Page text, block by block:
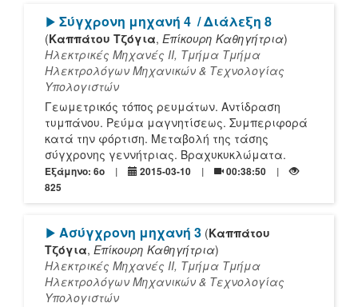
[Play]
Σύγχρονη μηχανή 4 / Διάλεξη 8
(Καππάτου Τζόγια, Επίκουρη Καθηγήτρια)
Ηλεκτρικές Μηχανές ΙΙ, Τμήμα Τμήμα
Ηλεκτρολόγων Μηχανικών & Τεχνολογίας
Υπολογιστών
Γεωμετρικός τόπος ρευμάτων. Αντίδραση
τυμπάνου. Ρεύμα μαγνητίσεως. Συμπεριφορά
κατά την φόρτιση. Μεταβολή της τάσης
σύγχρονης γεννήτριας. Βραχυκυκλώματα.
Εξάμηνο: 6o 2015-03-10
00:38:50
825
[Play]
Ασύγχρονη μηχανή 3 (Καππάτου
Τζόγια, Επίκουρη Καθηγήτρια)
Ηλεκτρικές Μηχανές ΙΙ, Τμήμα Τμήμα
Ηλεκτρολόγων Μηχανικών & Τεχνολογίας
Υπολογιστών